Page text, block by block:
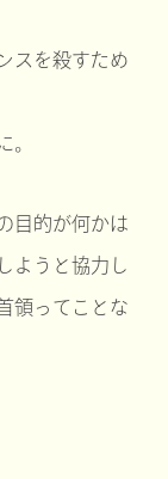
スを殺すため
。
目的が何かは
ようと協力し
領ってことな